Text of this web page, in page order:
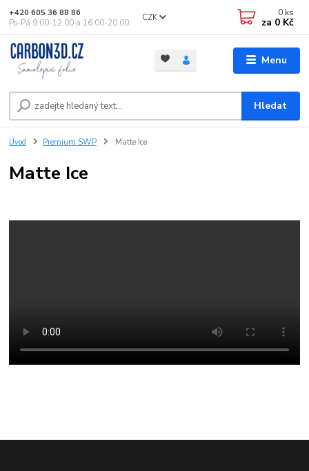
Menu
CZK
Hledat
+420 605 36 88 86
Po-Pá 9.00-12.00 a 16.00-20.00
0 ks
za 0 Kč
Úvod Premium SWP Matte Ice
Matte Ice